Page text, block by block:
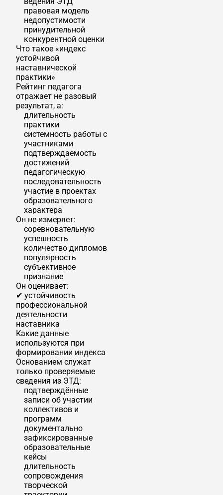
правовая модель
недопустимости
принудительной
конкурентной оценки
Что такое «индекс
устойчивой
наставнической
практики»
Рейтинг педагога
отражает не разовый
результат, а:
длительность
практики
системность работы с
участниками
подтверждаемость
достижений
педагогическую
последовательность
участие в проектах
образовательного
характера
Он не измеряет:
соревновательную
успешность
количество дипломов
популярность
субъективное
признание
Он оценивает:
✔ устойчивость
профессиональной
деятельности
наставника
Какие данные
используются при
формировании индекса
Основанием служат
только проверяемые
сведения из ЭТД:
подтверждённые
записи об участии
коллективов и
программ
документально
зафиксированные
образовательные
кейсы
длительность
сопровождения
творческой